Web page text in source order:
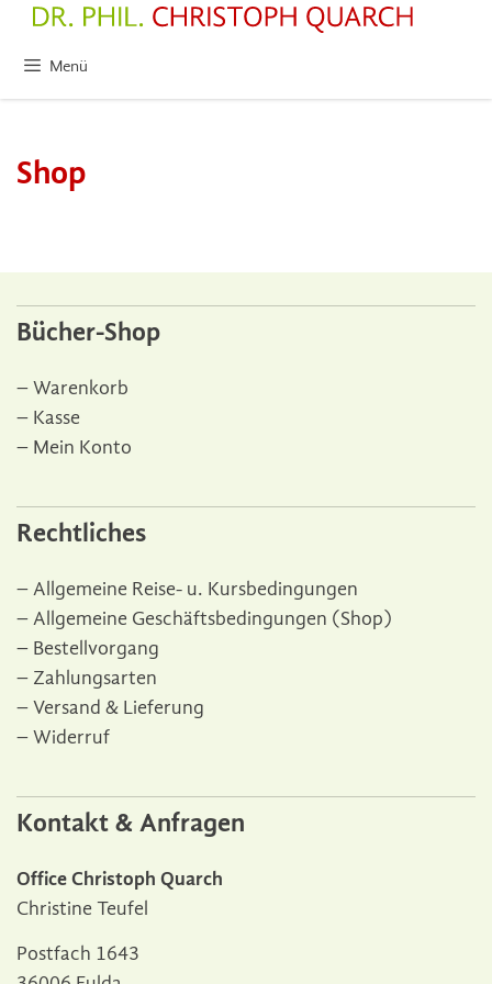
springenMenü
Shop
Bücher-Shop
Warenkorb
Kasse
Mein Konto
Rechtliches
Allgemeine Reise- u. Kursbedingungen
Allgemeine Geschäftsbedingungen (Shop)
Bestellvorgang
Zahlungsarten
Versand & Lieferung
Widerruf
Kontakt & Anfragen
Office Christoph Quarch
Christine Teufel
Postfach 1643